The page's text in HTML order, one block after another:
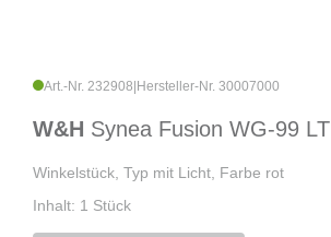
Art.-Nr. 232908 Hersteller-Nr. 30007000
W&H Synea Fusion WG-99 LT
Winkelstück, Typ mit Licht, Farbe rot
Inhalt: 1 Stück